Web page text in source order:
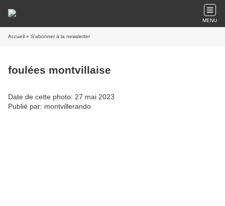
MENU
Accueil » S'abonner à la newsletter
foulées montvillaise
Date de cette photo: 27 mai 2023
Publié par: montvillerando